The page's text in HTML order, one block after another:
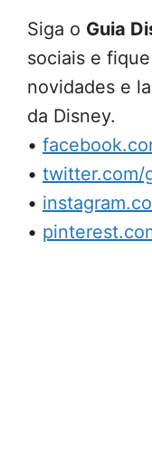
Siga o Guia
sociais e
novidades e
da Disney.
•
• twitter.com/
•
•